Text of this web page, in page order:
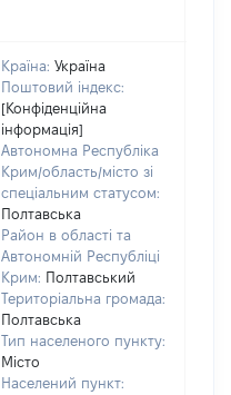
Країна: Україна
Поштовий індекс:
[Конфіденційна
інформація]
Автономна Республіка
Крим/область/місто зі
спеціальним статусом:
Полтавська
Район в області та
Автономній Республіці
Крим: Полтавський
Територіальна громада:
Полтавська
Тип населеного пункту:
Місто
Населений пункт: